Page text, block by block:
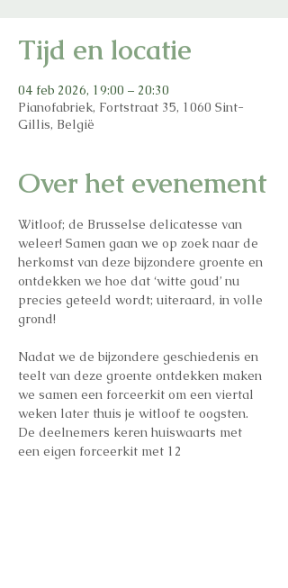
Tijd en locatie
04 feb 2026, 19:00 – 20:30
Pianofabriek, Fortstraat 35, 1060 Sint-
Gillis, België
Over het evenement
Witloof; de Brusselse delicatesse van
weleer! Samen gaan we op zoek naar de
herkomst van deze bijzondere groente en
ontdekken we hoe dat ‘witte goud’ nu
precies geteeld wordt; uiteraard, in volle
grond!
Nadat we de bijzondere geschiedenis en
teelt van deze groente ontdekken maken
we samen een forceerkit om een viertal
weken later thuis je witloof te oogsten.
De deelnemers keren huiswaarts met
een eigen forceerkit met 12